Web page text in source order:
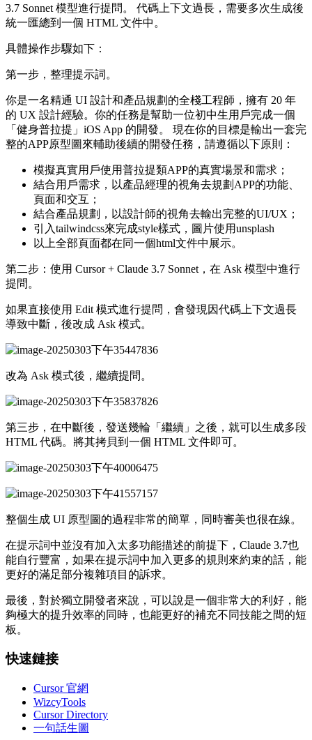
3.7 Sonnet 模型進行提問。 代碼上下文過長，需要多次生成後
統一匯總到一個 HTML 文件中。
具體操作步驟如下：
第一步，整理提示詞。
你是一名精通 UI 設計和產品規劃的全棧工程師，擁有 20 年
的 UX 設計經驗。你的任務是幫助一位初中生用戶完成一個
「健身普拉提」iOS App 的開發。 現在你的目標是輸出一套完
整的APP原型圖來輔助後續的開發任務，請遵循以下原則：
模擬真實用戶使用普拉提類APP的真實場景和需求；
結合用戶需求，以產品經理的視角去規劃APP的功能、
頁面和交互；
結合產品規劃，以設計師的視角去輸出完整的UI/UX；
引入tailwindcss來完成style樣式，圖片使用unsplash
以上全部頁面都在同一個html文件中展示。
第二步：使用 Cursor + Claude 3.7 Sonnet，在 Ask 模型中進行
提問。
如果直接使用 Edit 模式進行提問，會發現因代碼上下文過長
導致中斷，後改成 Ask 模式。
改為 Ask 模式後，繼續提問。
第三步，在中斷後，發送幾輪「繼續」之後，就可以生成多段
HTML 代碼。將其拷貝到一個 HTML 文件即可。
整個生成 UI 原型圖的過程非常的簡單，同時審美也很在線。
在提示詞中並沒有加入太多功能描述的前提下，Claude 3.7也
能自行豐富，如果在提示詞中加入更多的規則來約束的話，能
更好的滿足部分複雜項目的訴求。
最後，對於獨立開發者來說，可以說是一個非常大的利好，能
夠極大的提升效率的同時，也能更好的補充不同技能之間的短
板。
快速鏈接
Cursor 官網
WizcyTools
Cursor Directory
一句話生圖